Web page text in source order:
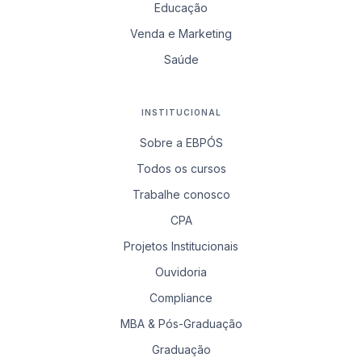
Educação
Venda e Marketing
Saúde
INSTITUCIONAL
Sobre a EBPÓS
Todos os cursos
Trabalhe conosco
CPA
Projetos Institucionais
Ouvidoria
Compliance
MBA & Pós-Graduação
Graduação